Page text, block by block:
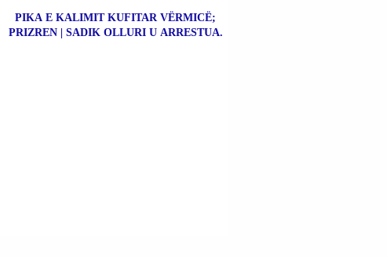
PIKA E KALIMIT KUFITAR VËRMICË;
PRIZREN | SADIK OLLURI U ARRESTUA.